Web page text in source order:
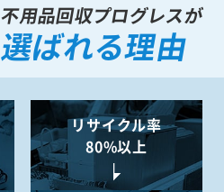
不用品回収プログレスが
選ばれる理由
リサイクル率
80%以上